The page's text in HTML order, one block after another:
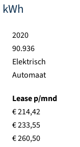
2020
90.936
Elektrisch
Automaat
Lease p/mnd
€ 214,42
€ 233,55
€ 260,50